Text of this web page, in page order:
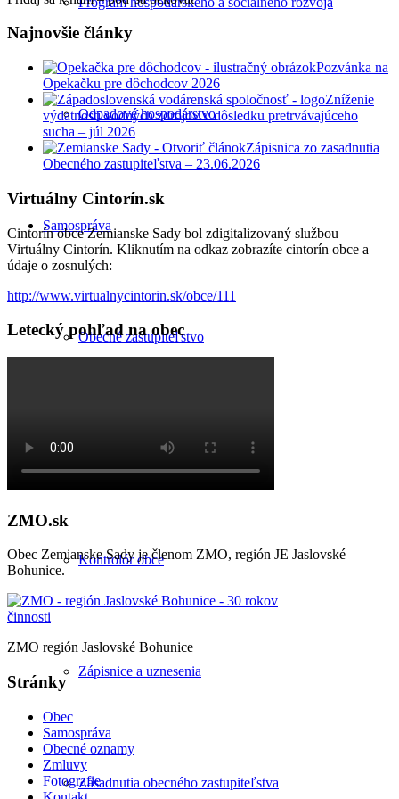
Odpadové hospodárstvo
Samospráva
Obecné zastupiteľstvo
Kontrolór obce
Zápisnice a uznesenia
Zasadnutia obecného zastupiteľstva
Najnovšie články
Pozvánka na
Opekačku pre dôchodcov 2026
Zníženie
výdatnosti vodných zdrojov v dôsledku pretrvávajúceho
sucha – júl 2026
Zápisnica zo zasadnutia
Obecného zastupiteľstva – 23.06.2026
Virtuálny Cintorín.sk
Cintorín obce Zemianske Sady bol zdigitalizovaný službou
Virtuálny Cintorín. Kliknutím na odkaz zobrazíte cintorín obce a
údaje o zosnulých:
http://www.virtualnycintorin.sk/obce/111
Letecký pohľad na obec
ZMO.sk
Obec Zemianske Sady je členom ZMO, región JE Jaslovské
Bohunice.
ZMO región Jaslovské Bohunice
Stránky
Obec
Samospráva
Obecné oznamy
Zmluvy
Fotografie